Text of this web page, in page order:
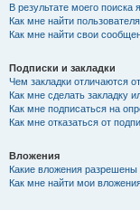
В результате моего поиска
Как мне найти
Как мне найти свои
Подписки и закладки
Чем закладки отличаются
Как мне сделать закладку
Как мне подписаться на
Как мне отказаться от
Вложения
Какие вложения
Как мне найти мои